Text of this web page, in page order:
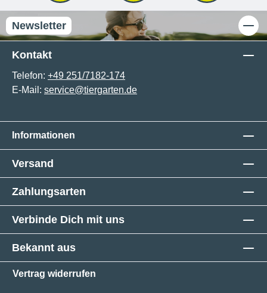
Newsletter
Kontakt
Telefon: +49 251/7182-174
E-Mail: service@tiergarten.de
Informationen
Versand
Zahlungsarten
Verbinde Dich mit uns
Bekannt aus
Vertrag widerrufen